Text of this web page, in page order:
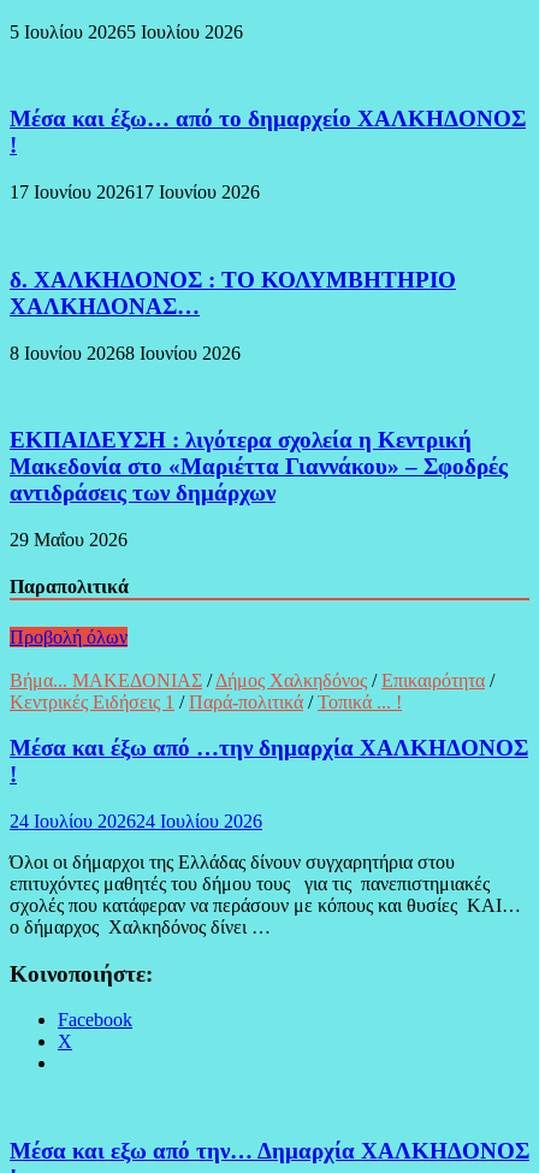
5 Ιουλίου 20265 Ιουλίου 2026
Μέσα και έξω… από το δημαρχείο ΧΑΛΚΗΔΟΝΟΣ
!
17 Ιουνίου 202617 Ιουνίου 2026
δ. ΧΑΛΚΗΔΟΝΟΣ : ΤΟ ΚΟΛΥΜΒΗΤΗΡΙΟ
ΧΑΛΚΗΔΟΝΑΣ…
8 Ιουνίου 20268 Ιουνίου 2026
ΕΚΠΑΙΔΕΥΣΗ : λιγότερα σχολεία η Κεντρική
Μακεδονία στο «Μαριέττα Γιαννάκου» – Σφοδρές
αντιδράσεις των δημάρχων
29 Μαΐου 2026
Παραπολιτικά
Προβολή όλων
Βήμα... ΜΑΚΕΔΟΝΙΑΣ /Δήμος Χαλκηδόνος /Επικαιρότητα /
Κεντρικές Ειδήσεις 1 /Παρά-πολιτικά /Τοπικά ... !
Μέσα και έξω από …την δημαρχία ΧΑΛΚΗΔΟΝΟΣ
!
24 Ιουλίου 202624 Ιουλίου 2026
Όλοι οι δήμαρχοι της Ελλάδας δίνουν συγχαρητήρια στου
επιτυχόντες μαθητές του δήμου τους για τις πανεπιστημιακές
σχολές που κατάφεραν να περάσουν με κόπους και θυσίες ΚΑΙ…
ο δήμαρχος Χαλκηδόνος δίνει …
Κοινοποιήστε:
Facebook
X
Μέσα και εξω από την… Δημαρχία ΧΑΛΚΗΔΟΝΟΣ